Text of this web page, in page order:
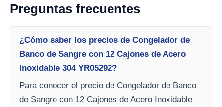
Preguntas frecuentes
¿Cómo saber los precios de Congelador de
Banco de Sangre con 12 Cajones de Acero
Inoxidable 304 YR05292?
Para conocer el precio de Congelador de Banco
de Sangre con 12 Cajones de Acero Inoxidable